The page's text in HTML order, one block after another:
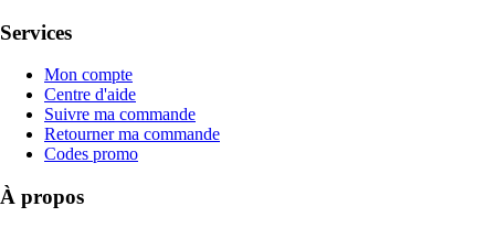
Services
Mon compte
Centre d'aide
Suivre ma commande
Retourner ma commande
Codes promo
À propos